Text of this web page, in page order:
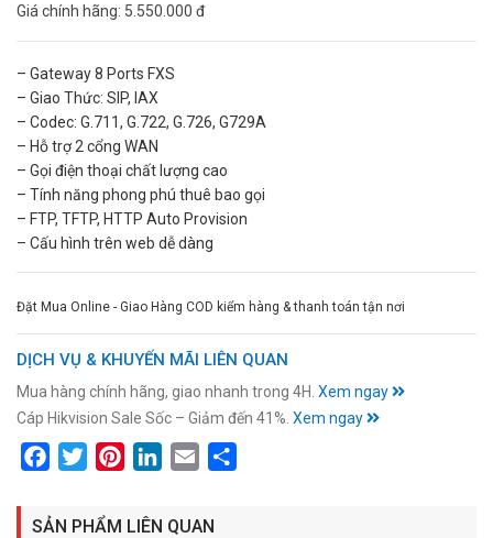
Giá chính hãng: 5.550.000 đ
– Gateway 8 Ports FXS
– Giao Thức: SIP, IAX
– Codec: G.711, G.722, G.726, G729A
– Hỗ trợ 2 cổng WAN
– Gọi điện thoại chất lượng cao
– Tính năng phong phú thuê bao gọi
– FTP, TFTP, HTTP Auto Provision
– Cấu hình trên web dễ dàng
Đặt Mua Online - Giao Hàng COD kiểm hàng & thanh toán tận nơi
DỊCH VỤ & KHUYẾN MÃI LIÊN QUAN
Mua hàng chính hãng, giao nhanh trong 4H. Xem ngay
Cáp Hikvision Sale Sốc – Giảm đến 41%. Xem ngay
FacebookTwitterPinterestLinkedIn
Email
SẢN PHẨM LIÊN QUAN